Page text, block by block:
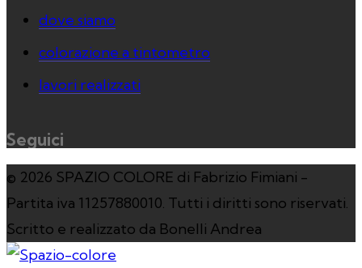
dove siamo
colorazione a tintometro
lavori realizzati
Seguici
© 2026 SPAZIO COLORE di Fabrizio Fimiani -
Partita iva 11257880010. Tutti i diritti sono riservati.
Scritto e realizzato da Bonelli Andrea